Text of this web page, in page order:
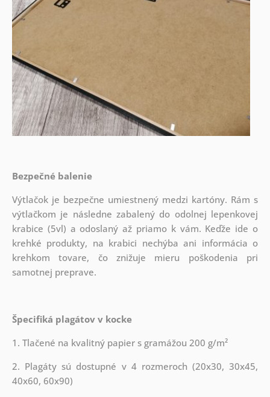
Bezpečné balenie
Výtlačok je bezpečne umiestnený medzi kartóny. Rám s
výtlačkom je následne zabalený do odolnej lepenkovej
krabice (5vl) a odoslaný až priamo k vám. Keďže ide o
krehké produkty, na krabici nechýba ani informácia o
krehkom tovare, čo znižuje mieru poškodenia pri
samotnej preprave.
Špecifiká plagátov v kocke
1. Tlačené na kvalitný papier s gramážou 200 g/m²
2. Plagáty sú dostupné v 4 rozmeroch (20x30, 30x45,
40x60, 60x90)